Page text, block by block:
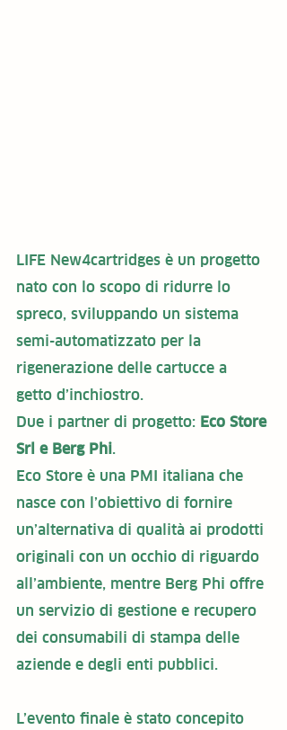
LIFE New4cartridges è un progetto
nato con lo scopo di ridurre lo
spreco, sviluppando un sistema
semi-automatizzato per la
rigenerazione delle cartucce a
getto d’inchiostro.
Due i partner di progetto: Eco Store
Srl e Berg Phi.
Eco Store è una PMI italiana che
nasce con l’obiettivo di fornire
un’alternativa di qualità ai prodotti
originali con un occhio di riguardo
all’ambiente, mentre Berg Phi offre
un servizio di gestione e recupero
dei consumabili di stampa delle
aziende e degli enti pubblici.
L’evento finale è stato concepito